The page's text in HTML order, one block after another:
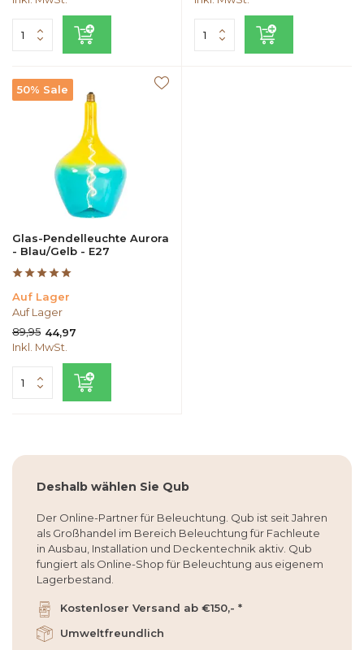
50% Sale
Glas-Pendelleuchte Aurora
- Blau/Gelb - E27
Auf Lager
Auf Lager
89,95 44,97
Inkl. MwSt.
Deshalb wählen Sie Qub
Der Online-Partner für Beleuchtung. Qub ist seit Jahren
als Großhandel im Bereich Beleuchtung für Fachleute
in Ausbau, Installation und Deckentechnik aktiv. Qub
fungiert als Online-Shop für Beleuchtung aus eigenem
Lagerbestand.
Kostenloser Versand ab €150,- *
Umweltfreundlich